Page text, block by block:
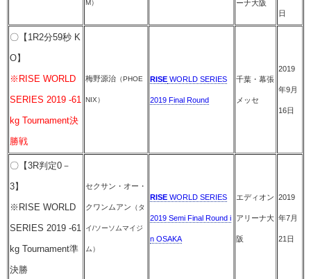
M）
ーナ大阪
日
〇【1R2分59秒 K
O】
※RISE WORLD
SERIES 2019 -61
kg Tournament決
勝戦
梅野源治 （PHOE
NIX）
RISE WORLD SERIES
2019 Final Round
千葉・幕張
メッセ
2019
年9月
16日
〇【3R判定0－
3】
※RISE WORLD
SERIES 2019 -61
kg Tournament準
決勝
セクサン・オー・
クワンムアン （タ
イ/ソーソムマイジ
ム）
RISE WORLD SERIES
2019 Semi Final Round i
n OSAKA
エディオン
アリーナ大
阪
2019
年7月
21日